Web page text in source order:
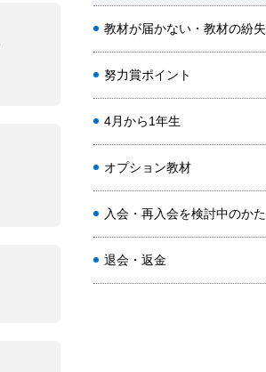
教材が届かない・教材の紛失
努力賞ポイント
4月から1年生
オプション教材
入会・再入会を検討中のかた
退会・返金